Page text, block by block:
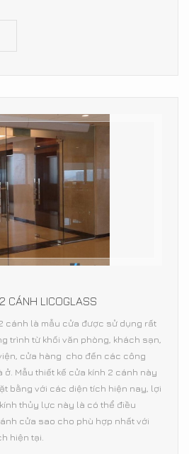
CÁNH LICOGLASS
cánh là mẫu cửa được sử dụng rất
trình từ khối văn phòng, khách sạn,
cửa hàng cho đến các công
ở. Mẫu thiết kế cửa kính 2 cánh này
bằng với các diện tích hiện nay, lợi
thủy lực này là có thể điều
cửa sao cho phù hợp nhất với
hiện tại.